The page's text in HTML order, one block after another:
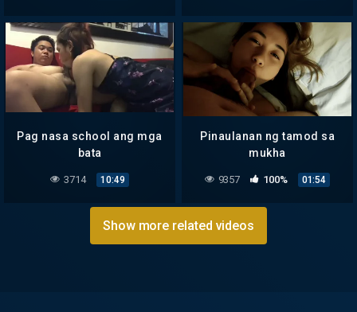
Pag nasa school ang mga
bata
3714 10:49
Pinaulanan ng tamod sa
mukha
9357 100% 01:54
Show more related videos